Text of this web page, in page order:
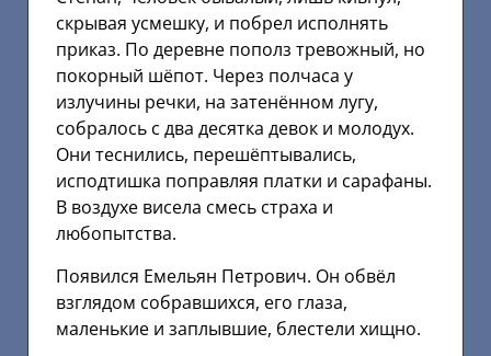
скрывая усмешку, и побрел исполнять
приказ. По деревне пополз тревожный, но
покорный шёпот. Через полчаса у
излучины речки, на затенённом лугу,
собралось с два десятка девок и молодух.
Они теснились, перешёптывались,
исподтишка поправляя платки и сарафаны.
В воздухе висела смесь страха и
любопытства.
Появился Емельян Петрович. Он обвёл
взглядом собравшихся, его глаза,
маленькие и заплывшие, блестели хищно.